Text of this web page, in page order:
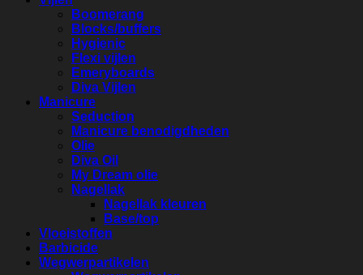
Boomerang
Blocks/buffers
Hygienic
Flexi vijlen
Emeryboards
Diva Vijlen
Manicure
Seduction
Manicure benodigdheden
Olie
Diva Oil
My Dream olie
Nagellak
Nagellak kleuren
Base/top
Vloeistoffen
Barbicide
Wegwerpartikelen